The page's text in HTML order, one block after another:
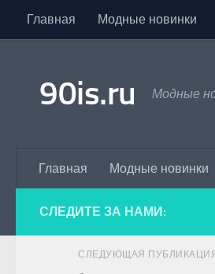
Skip to content
Главная Модные новинки
90is.ru Модные
Главная Модные новинки
СЛЕДИТЕ ЗА НАМИ:
СЛЕДУЮЩАЯ